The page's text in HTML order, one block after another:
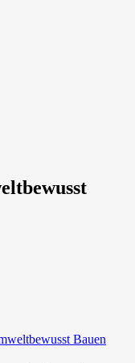
Zukunft
Bauen